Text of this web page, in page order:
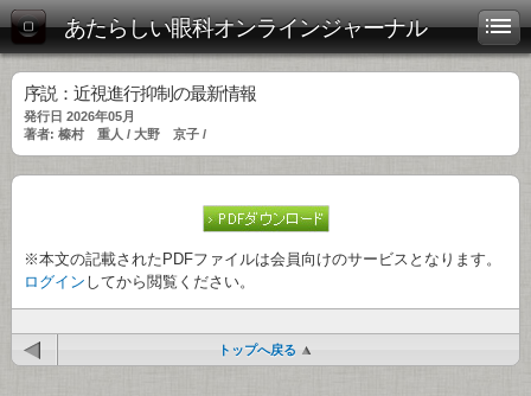
あたらしい眼科オンラインジャーナル
序説：近視進行抑制の最新情報
発行日 2026年05月
著者: 榛村 重人 / 大野 京子 /
※本文の記載されたPDFファイルは会員向けのサービスとなります。
ログイン してから閲覧ください。
トップへ戻る